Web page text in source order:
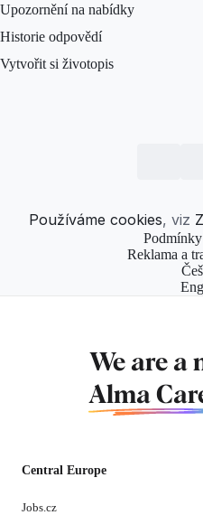
Upozornění na nabídky
Historie odpovědí
Vytvořit si životopis
Používáme cookies, viz
Reklama a
We are a
Alma
Central Europe
Jobs.cz